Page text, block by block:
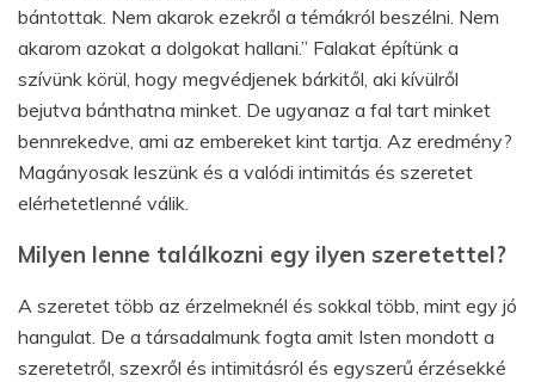
bántottak. Nem akarok ezekről a témákról beszélni. Nem
akarom azokat a dolgokat hallani.” Falakat építünk a
szívünk körül, hogy megvédjenek bárkitől, aki kívülről
bejutva bánthatna minket. De ugyanaz a fal tart minket
bennrekedve, ami az embereket kint tartja. Az eredmény?
Magányosak leszünk és a valódi intimitás és szeretet
elérhetetlenné válik.
Milyen lenne találkozni egy ilyen szeretettel?
A szeretet több az érzelmeknél és sokkal több, mint egy jó
hangulat. De a társadalmunk fogta amit Isten mondott a
szeretetről, szexről és intimitásról és egyszerű érzésekké